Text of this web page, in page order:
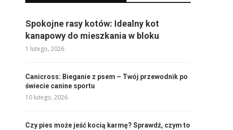
Spokojne rasy kotów: Idealny kot
kanapowy do mieszkania w bloku
1 lutego, 2026
Canicross: Bieganie z psem – Twój przewodnik po
świecie canine sportu
10 lutego, 2026
Czy pies może jeść kocią karmę? Sprawdź, czym to